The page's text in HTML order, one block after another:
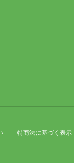
特商法に基づく表示